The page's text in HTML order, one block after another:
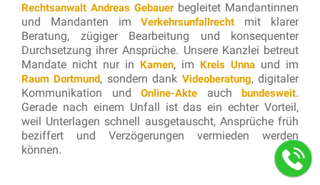
Rechtsanwalt Andreas Gebauerbegleitet Mandantinnen
und Mandanten imVerkehrsunfallrecht mit klarer
Beratung, zügiger Bearbeitung und konsequenter
Durchsetzung ihrer Ansprüche. Unsere Kanzlei betreut
Mandate nicht nur in Kamen, im Kreis Unna und im
Raum Dortmund, sondern dank Videoberatung, digitaler
Kommunikation und Online-Akte auch bundesweit.
Gerade nach einem Unfall ist das ein echter Vorteil,
weil Unterlagen schnell ausgetauscht, Ansprüche früh
beziffert und Verzögerungen vermieden werden
können.